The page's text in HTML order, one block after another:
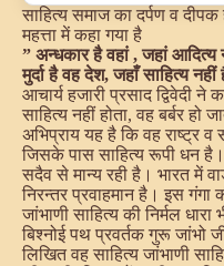
साहित्य समाज का दर्पण व दीपक
महत्ता में कहा गया है
” अन्धकार है वहां , जहां आदित्य
मुर्दा है वह देश, जहाँ साहित्य नहीं
आचार्य हजारी प्रसाद द्विवेदी
साहित्य नहीं होता, वह बर्बर हो
अभिप्राय यह है कि वह राष्ट्र व
जिसके पास साहित्य रूपी धन है।
सदैव से मान्य रही है। भारत में
निरन्तर प्रवाहमान है। इस गंगा
जांभाणी साहित्य की निर्मल
बिश्नोई पथ प्रवर्तक गुरू जांभो
लिखित वह साहित्य जांभाणी